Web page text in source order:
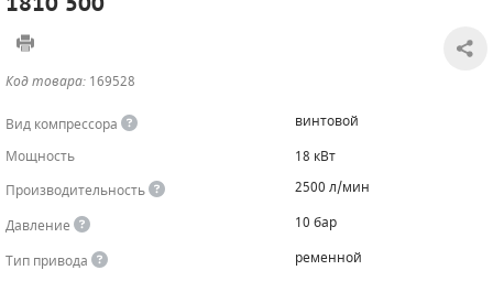
Код товара: 169528
Вид компрессора
винтовой
Мощность
18 кВт
Производительность
2500 л/мин
Давление
10 бар
Тип привода
ременной
САДОВАЯ ТЕХНИКА
ЧИЛЛЕРЫ
КАНАЛИЗАЦИОННЫЕ НАСОСЫ
БЕНЗИНОВЫЕ МОТОПОМПЫ
ТАЛИ И ТЕЛЬФЕРЫ
ОСВЕТИТЕЛЬНЫЕ МАЧТЫ
КОНТРОЛЛЕРЫ (БЛОКИ УПРАВЛЕНИЯ)
ПРЕДОХРАНИТЕЛЬНЫЕ КЛАПАНЫ
ОБРАТНЫЕ КЛАПАНЫ